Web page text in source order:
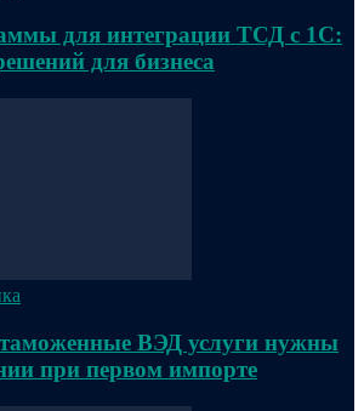
для интеграции ТСД с 1С:
для бизнеса
ВЭД услуги нужны
при первом импорте